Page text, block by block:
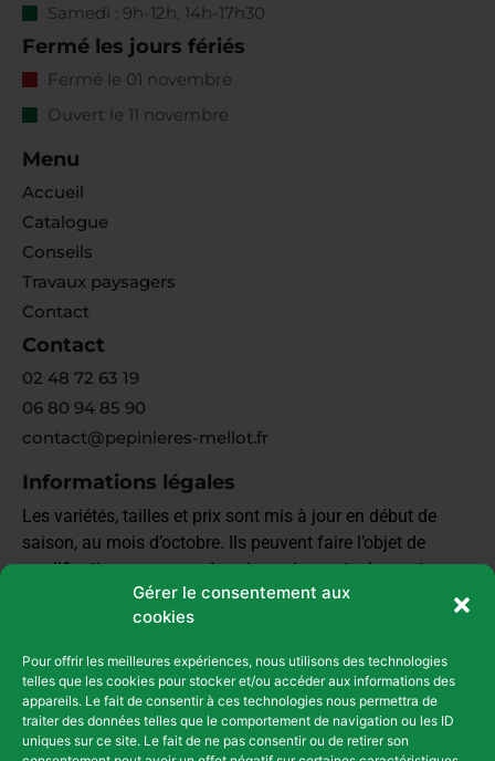
Gérer le consentement aux
cookies
Pour offrir les meilleures expériences, nous utilisons des technologies
telles que les cookies pour stocker et/ou accéder aux informations des
appareils. Le fait de consentir à ces technologies nous permettra de
traiter des données telles que le comportement de navigation ou les ID
uniques sur ce site. Le fait de ne pas consentir ou de retirer son
Samedi : 9h-12h, 14h-17h30
Fermé les jours fériés
Fermé le 01 novembre
Ouvert le 11 novembre
Menu
Accueil
Catalogue
Conseils
Travaux paysagers
Contact
Contact
02 48 72 63 19
06 80 94 85 90
contact@pepinieres-mellot.fr
Informations légales
Les variétés, tailles et prix sont mis à jour en début de
saison, au mois d’octobre. Ils peuvent faire l’objet de
modifications en cours de saison si nos stocks sont
épuisés et que sommes obligés de nous réapprovisionner.
Il est préférable de demander un devis pour confirmer les
Mentions Légales et Confidentialité
Conditions générales de vente